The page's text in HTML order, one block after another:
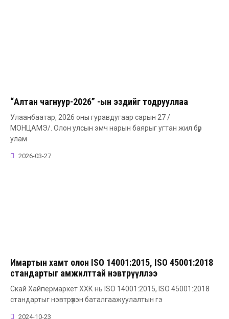
“Алтан чагнуур-2026” -ын эздийг тодрууллаа
Улаанбаатар, 2026 оны гуравдугаар сарын 27 /
МОНЦАМЭ/. Олон улсын эмч нарын баярыг угтан жил бүр
улам
2026-03-27
Имартын хамт олон ISO 14001:2015, ISO 45001:2018
стандартыг амжилттай нэвтрүүллээ
Скай Хайпермаркет ХХК нь ISO 14001:2015, ISO 45001:2018
стандартыг нэвтрүүлэн баталгаажуулалтын гэ
2024-10-23